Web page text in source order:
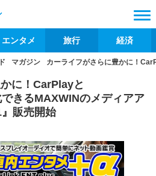
エンタメ 旅行 経済
マガジン カーライフがさらに豊かに！
に！CarPlayと
きるMAXWINのメディアア
販売開始